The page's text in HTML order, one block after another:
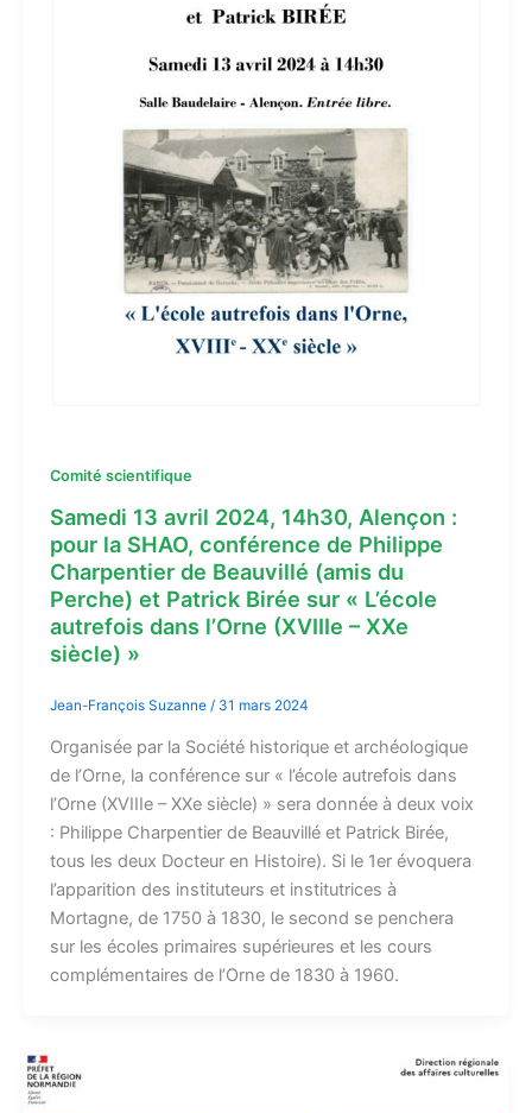
Comité scientifique
Samedi 13 avril 2024, 14h30, Alençon :
pour la SHAO, conférence de Philippe
Charpentier de Beauvillé (amis du
Perche) et Patrick Birée sur « L’école
autrefois dans l’Orne (XVIIIe – XXe
siècle) »
Jean-François Suzanne / 31 mars 2024
Organisée par la Société historique et archéologique
de l’Orne, la conférence sur « l’école autrefois dans
l’Orne (XVIIIe – XXe siècle) » sera donnée à deux voix
: Philippe Charpentier de Beauvillé et Patrick Birée,
tous les deux Docteur en Histoire). Si le 1er évoquera
l’apparition des instituteurs et institutrices à
Mortagne, de 1750 à 1830, le second se penchera
sur les écoles primaires supérieures et les cours
complémentaires de l’Orne de 1830 à 1960.